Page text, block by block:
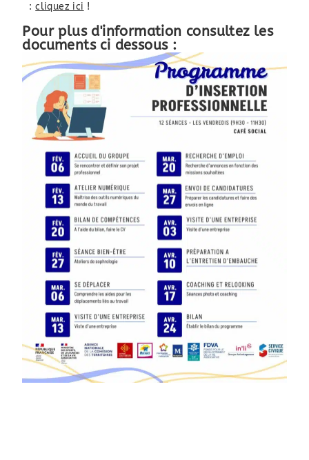
:cliquez ici !
Pour plus d'information consultez les
documents ci dessous :